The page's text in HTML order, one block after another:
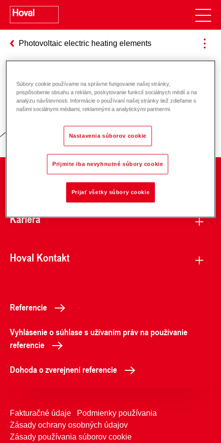
Photovoltaic electric heating elements
Zodpovednosť za energiu a životné
prostredie
O spoločnosti
Kariéra
Hoval Kontakt
Referencie
Vyhlásenie o súhlase s užívaním práv na používanie
referencie
Dohoda o zverejnení referencie
Fakturačné údaje
Podmienky používania
Zásady ochrany osobných údajov
Zásady používania súborov cookie
Súbory cookie používame na správne fungovanie našej stránky,
prispôsobenie obsahu a reklám, poskytovanie funkcií sociálnych médií a na
analýzu návštevnosti. Informácie o používaní našej stránky tiež zdieľame s
našimi sociálnymi médiami, reklamnými a analytickými partnermi.
Nastavenia súborov cookie
Prijmite iba nevyhnutné súbory cookie
Prijať všetky súbory cookie